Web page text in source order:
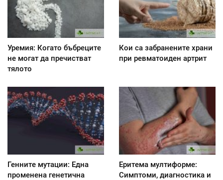
Уремия: Когато бъбреците
не могат да пречистват
тялото
Кои са забранените храни
при ревматоиден артрит
Генните мутации: Една
променена генетична
Еритема мултиформе:
Симптоми, диагностика и